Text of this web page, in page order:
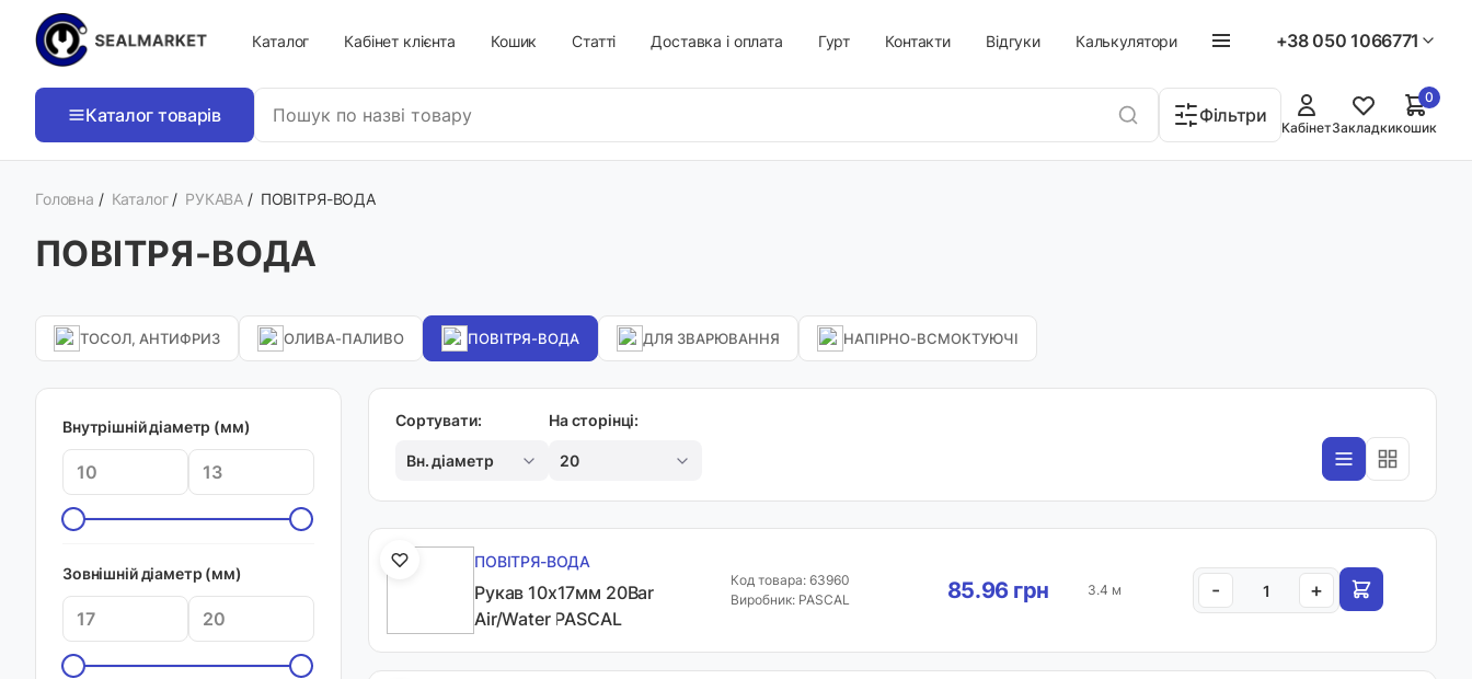
Каталог Кабінет клієнта Кошик Статті Доставка і оплата Гурт Контакти Відгуки Калькулятори +38 050 1066771
Каталог товарів Фільтри
КабінетЗакладкикошик
0
Головна / Каталог / РУКАВА / ПОВІТРЯ-ВОДА
ПОВІТРЯ-ВОДА
ТОСОЛ, АНТИФРИЗ ОЛИВА-ПАЛИВО ПОВІТРЯ-ВОДА ДЛЯ ЗВАРЮВАННЯ НАПІРНО-ВСМОКТУЮЧІ
Внутрішній діаметр (мм)
Зовнішній діаметр (мм)
Сортувати:
Вн. діаметр
На сторінці:
20
ПОВІТРЯ-ВОДА
Рукав 10х17мм 20Bar
Air/Water PASCAL
Код товара: 63960
Виробник: PASCAL
85.96 грн 3.4 м - +